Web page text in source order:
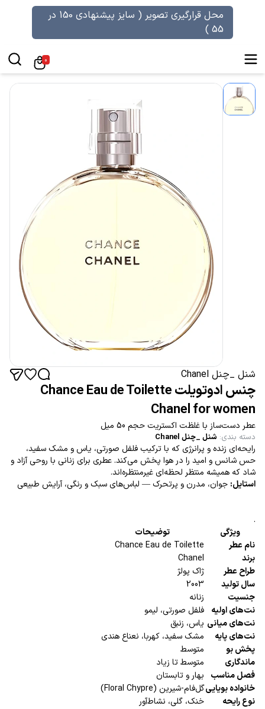
محل قرارگیری تصویر ( سایز پیشنهادی 150 در
55 )
0
شنل _چنل Chanel
چنس ادوتویلت Chance Eau de Toilette
Chanel for women
عطر دست‌ساز با غلظت اکستریت حجم 50 میل
دسته بندی: شنل _چنل Chanel
رایحه‌ای زنده و پر‌انرژی که با ترکیب فلفل صورتی، یاس و مشک سفید،
حس شانس و امید را در هوا پخش می‌کند. عطری برای زنانی با روحی آزاد و
شاد که همیشه منتظر لحظه‌ای غیرمنتظره‌اند.
استایل: جوان، مدرن و پرتحرک — لباس‌های سبک و رنگی، آرایش طبیعی
.
ویژگی
توضیحات
نام عطر
Chance Eau de Toilette
برند
Chanel
طراح عطر
ژاک پولژ
سال تولید
2003
جنسیت
زنانه
نت‌های اولیه
فلفل صورتی، لیمو
نت‌های میانی یاس، زنبق
نت‌های پایه
مشک سفید، کهربا، نعناع هندی
پخش بو
متوسط
ماندگاری
متوسط تا زیاد
فصل مناسب
بهار و تابستان
خانواده بویاییگل‌فام-شیرین (Floral Chypre)
نوع رایحه
خنک، گلی، نشاط‌آور